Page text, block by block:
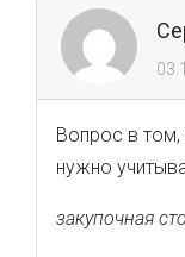
Вопрос в том,
нужно
закупочная